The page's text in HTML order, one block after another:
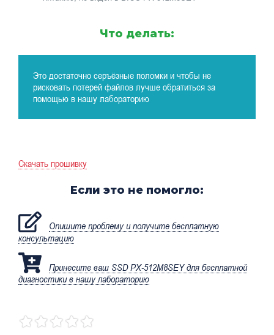
Что делать:
Это достаточно серъёзные поломки и чтобы не
рисковать потерей файлов лучше обратиться за
помощью в нашу лабораторию
Скачать прошивку
Если это не помогло:
Опишите проблему и получите бесплатную
консультацию
Принесите ваш SSD PX-512M8SEY для бесплатной
диагностики в нашу лабораторию